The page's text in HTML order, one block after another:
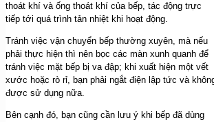
thoát khí và ống thoát khí của bếp, tác động trực
tiếp tới quá trình tản nhiệt khi hoạt động.
Tránh việc vận chuyển bếp thường xuyên, mà nếu
phải thực hiện thì nên bọc các màn xunh quanh để
tránh việc mặt bếp bị va đập; khi xuất hiện một vết
xước hoặc rò rỉ, bạn phải ngắt điện lập tức và
được sử dụng nữa.
Bên cạnh đó, bạn cũng cần lưu ý khi bếp đã dùng